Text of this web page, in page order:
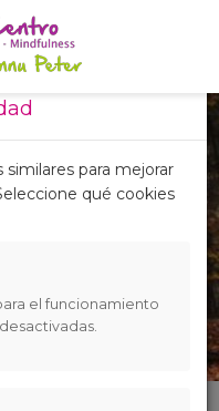
Peter
formación en
para mejorar
qué cookies
el funcionamiento